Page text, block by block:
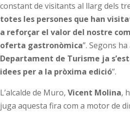
constant de visitants al llarg dels
totes les persones que han
a reforçar el valor del nostre
oferta gastronòmica”. Segons
Departament de Turisme ja
idees per a la pròxima edició”.
L’alcalde de Muro, Vicent Molina,
juga aquesta fira com a motor de